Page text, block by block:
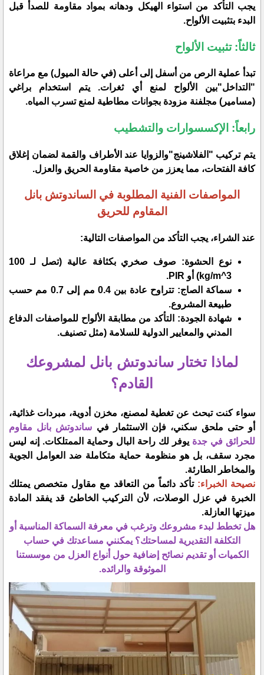
​يجب التأكد من استواء الهيكل ودهانه بمواد مقاومة للصدأ قبل
البدء بتثبيت الألواح.
​ثالثاً: تثبيت الألواح
​تبدأ عملية الرص من أسفل إلى أعلى (في حالة الميول) مع مراعاة
"التداخل"بين الألواح لمنع أي ثغرات. يتم استخدام براغي
(مسامير) مجلفنة مزودة بجوانات مطاطية لمنع تسرب المياه.
​رابعاً: الإكسسوارات والتشطيب
​يتم تركيب "الفلاشينج"والزوايا عند الأطراف والقمة لضمان إغلاق
كافة الفتحات، مما يعزز من خاصية مقاومة الحريق والعزل.
​المواصفات الفنية المطلوبة في الساندوتش بانل
المقاوم للحريق
​عند الشراء، يجب التأكد من المواصفات التالية:
​نوع الحشوة: صوف صخري بكثافة عالية (تصل لـ 100
kg/m^3) أو PIR.
​سماكة الصاج: تتراوح عادة بين 0.4 مم إلى 0.7 مم حسب
طبيعة المشروع.
​شهادة الجودة: التأكد من مطابقة الألواح للمواصفات الدفاع
المدني والمعايير الدولية للسلامة (مثل تصنيف.
لماذا تختار ساندوتش بانل لمشروعك
القادم؟
​سواء كنت تبحث عن تغطية لمصنع، مخزن أدوية، مبردات غذائية،
أو حتى ملحق سكني، فإن الاستثمار في ساندوتش بانل مقاوم
للحرائق في جدة يوفر لك راحة البال وحماية الممتلكات. إنه ليس
مجرد سقف، بل هو منظومة حماية متكاملة ضد العوامل الجوية
والمخاطر الطارئة.
​نصيحة الخبراء:تأكد دائماً من التعاقد مع مقاول متخصص يمتلك
الخبرة في عزل الوصلات، لأن التركيب الخاطئ قد يفقد المادة
ميزتها العازلة.
​هل تخطط لبدء مشروعك وترغب في معرفة السماكة المناسبة أو
التكلفة التقديرية لمساحتك؟ يمكنني مساعدتك في حساب
الكميات أو تقديم نصائح إضافية حول أنواع العزل من موسستنا
الموثوقة والرائده.